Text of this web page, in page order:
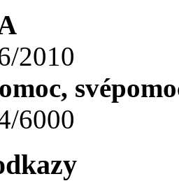
2010
6000